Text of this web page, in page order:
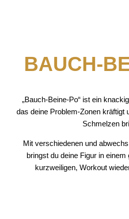
BAUCH-
„Bauch-Beine-Po“ ist ein
das deine Problem-Zonen kräftigt
Schmelzen
Mit verschiedenen und
bringst du deine Figur in
kurzweiligen, Workout